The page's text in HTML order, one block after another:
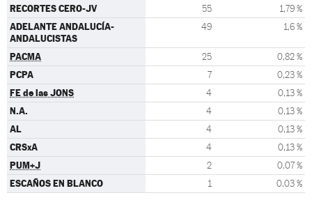
RECORTES CERO-JV 55 1,79 %
ADELANTE ANDALUCÍA-
ANDALUCISTAS
49 1,6 %
PACMA 25 0,82 %
PCPA 7 0,23 %
FE de las JONS 4 0,13 %
N.A. 4 0,13 %
AL 4 0,13 %
CRSxA 4 0,13 %
PUM+J 2 0,07 %
ESCAÑOS EN BLANCO 1 0,03 %